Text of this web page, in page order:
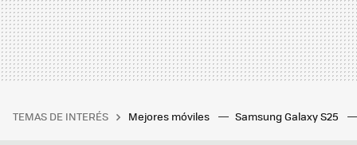
TEMAS DE INTERÉS Mejores móviles Samsung Galaxy S25